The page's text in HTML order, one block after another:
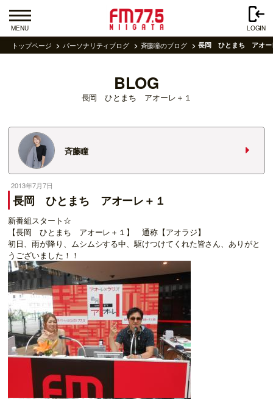
MENU LOGIN
トップページ パーソナリティブログ 斉藤瞳のブログ 長岡 ひとまち アオー
BLOG
長岡 ひとまち アオーレ＋１
斉藤瞳
2013年7月7日
長岡 ひとまち アオーレ＋１
新番組スタート☆
【長岡 ひとまち アオーレ＋１】 通称【アオラジ】
初日、雨が降り、ムシムシする中、駆けつけてくれた皆さん、ありがと
うございました！！